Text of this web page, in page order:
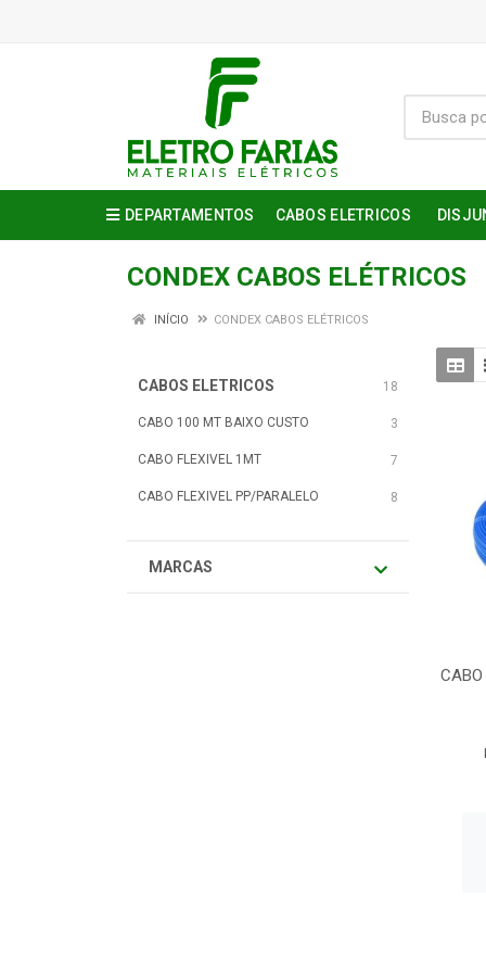
DEPARTAMENTOS CABOS ELETRICOS
CONDEX CABOS ELÉTRICOS
INÍCIO CONDEX CABOS ELÉTRICOS
CABOS ELETRICOS 18
CABO 100 MT BAIXO CUSTO 3
CABO FLEXIVEL 1MT 7
CABO FLEXIVEL PP/PARALELO 8
MARCAS